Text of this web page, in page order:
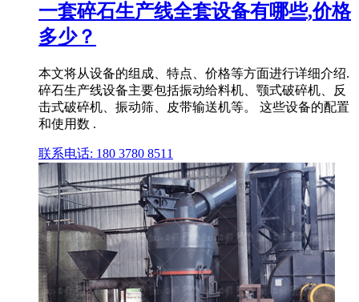
一套碎石生产线全套设备有哪些,价格
多少？
本文将从设备的组成、特点、价格等方面进行详细介绍.
碎石生产线设备主要包括振动给料机、颚式破碎机、反
击式破碎机、振动筛、皮带输送机等。 这些设备的配置
和使用数 .
联系电话: 180 3780 8511